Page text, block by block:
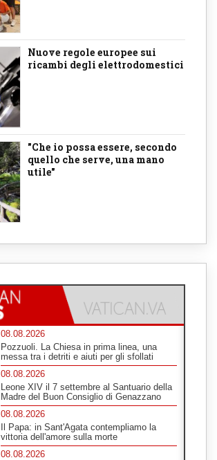
Nuove regole europee sui
ricambi degli elettrodomestici
"Che io possa essere, secondo
quello che serve, una mano
utile"
08.08.2026
Pozzuoli. La Chiesa in prima linea, una
messa tra i detriti e aiuti per gli sfollati
08.08.2026
Leone XIV il 7 settembre al Santuario della
Madre del Buon Consiglio di Genazzano
08.08.2026
Il Papa: in Sant'Agata contempliamo la
vittoria dell'amore sulla morte
08.08.2026